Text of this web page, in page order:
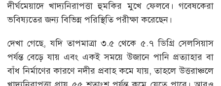
দীর্ঘমেয়াদে খাদ্যনিরাপত্তা হুমকির মুখে ফেলবে। গবেষকেরা
ভবিষ্যতের জন্য বিভিন্ন পরিস্থিতি পরীক্ষা করেছেন।
দেখা গেছে, যদি তাপমাত্রা ৩.৫ থেকে ৫.৭ ডিগ্রি সেলসিয়াস
পর্যন্ত বেড়ে যায় এবং একই সময়ে উজানে পানি প্রত্যাহার বা
বাঁধ নির্মাণের কারণে নদীর প্রবাহ কমে যায়, তাহলে উত্তরাঞ্চলে